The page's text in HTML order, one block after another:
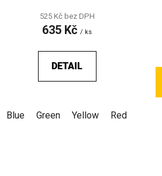
525 Kč bez DPH
635 Kč / ks
DETAIL
Blue Green Yellow Red